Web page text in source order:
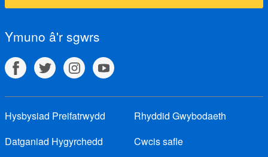
Ymuno â'r sgwrs
Hysbysiad Preifatrwydd
Rhyddid Gwybodaeth
Datganiad Hygyrchedd
Cwcis safle